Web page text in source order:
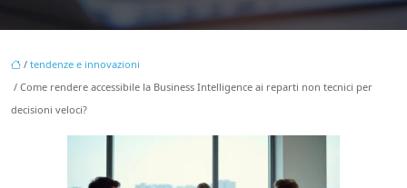
/ tendenze e innovazioni
/ Come rendere accessibile la Business Intelligence ai reparti non tecnici per
decisioni veloci?